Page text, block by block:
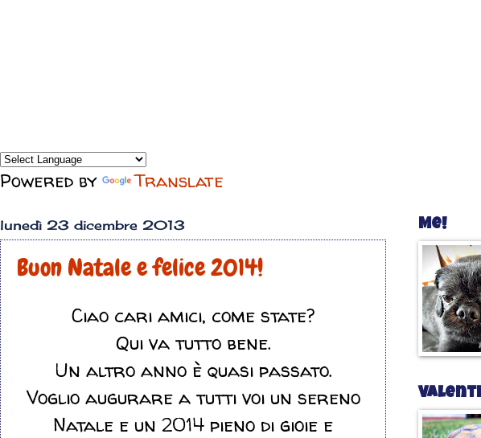
Powered by Translate
lunedì 23 dicembre 2013
Buon Natale e felice 2014!
Ciao cari amici, come state?
Qui va tutto bene.
Un altro anno è quasi passato.
Voglio augurare a tutti voi un sereno
Natale e un 2014 pieno di gioie e
Me!